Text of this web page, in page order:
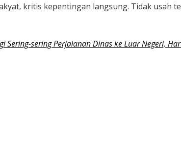
kritis kepentingan langsung. Tidak usah
Sering-sering Perjalanan Dinas ke Luar Negeri,